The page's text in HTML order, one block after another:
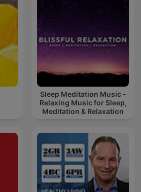
Sleep Meditation Music -
Relaxing Music for Sleep,
Meditation & Relaxation